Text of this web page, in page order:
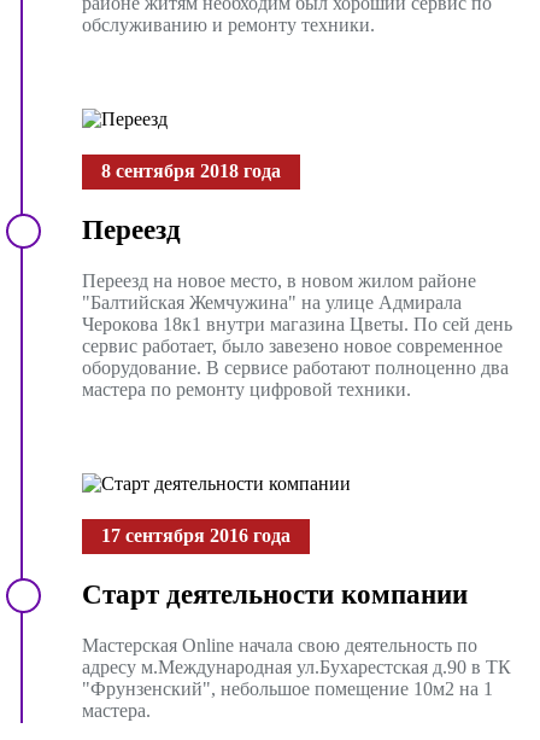
обслуживанию и ремонту техники.
8 сентября 2018 года
Переезд
Переезд на новое место, в новом жилом районе
"Балтийская Жемчужина" на улице Адмирала
Черокова 18к1 внутри магазина Цветы. По сей день
сервис работает, было завезено новое современное
оборудование. В сервисе работают полноценно два
мастера по ремонту цифровой техники.
17 сентября 2016 года
Старт деятельности компании
Мастерская Online начала свою деятельность по
адресу м.Международная ул.Бухарестская д.90 в ТК
"Фрунзенский", небольшое помещение 10м2 на 1
мастера.